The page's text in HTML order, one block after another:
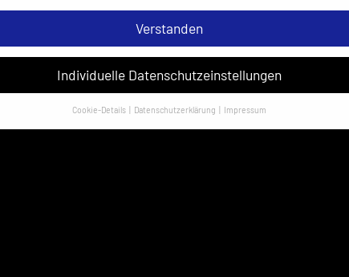
Verstanden
Individuelle Datenschutzeinstellungen
Cookie-Details Datenschutzerklärung Impressum
Datenschutzeinstellungen